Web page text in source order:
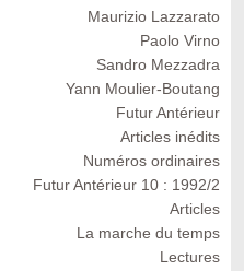
Maurizio Lazzarato
Paolo Virno
Sandro Mezzadra
Yann Moulier-Boutang
Futur Antérieur
Articles inédits
Numéros ordinaires
Futur Antérieur 10 : 1992/2
Articles
La marche du temps
Lectures